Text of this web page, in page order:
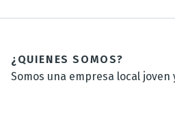
¿QUIENES SOMOS?
Somos una empresa local